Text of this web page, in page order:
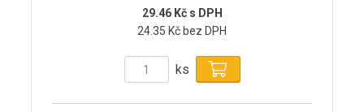
29.46 Kč s DPH
24.35 Kč bez DPH
ks